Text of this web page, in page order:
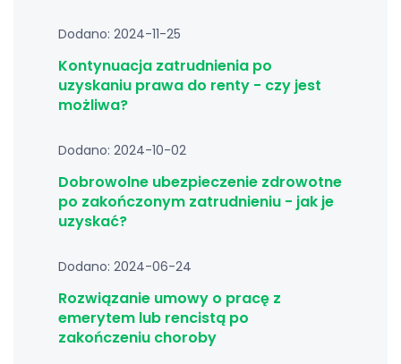
Dodano: 2024-11-25
Kontynuacja zatrudnienia po
uzyskaniu prawa do renty - czy jest
możliwa?
Dodano: 2024-10-02
Dobrowolne ubezpieczenie zdrowotne
po zakończonym zatrudnieniu - jak je
uzyskać?
Dodano: 2024-06-24
Rozwiązanie umowy o pracę z
emerytem lub rencistą po
zakończeniu choroby